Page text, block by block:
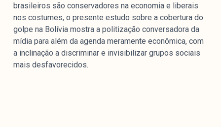
brasileiros são conservadores na economia e liberais
nos costumes, o presente estudo sobre a cobertura do
golpe na Bolívia mostra a politização conversadora da
mídia para além da agenda meramente econômica, com
a inclinação a discriminar e invisibilizar grupos sociais
mais desfavorecidos.